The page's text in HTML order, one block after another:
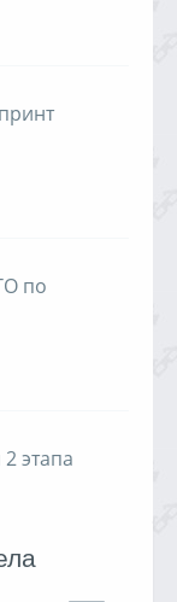
по
этапа